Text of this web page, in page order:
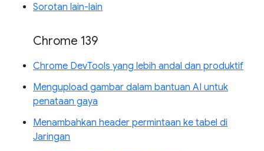
Sorotan lain-lain
Chrome 139
Chrome DevTools yang lebih andal dan produktif
Mengupload gambar dalam bantuan AI untuk
penataan gaya
Menambahkan header permintaan ke tabel di
Jaringan